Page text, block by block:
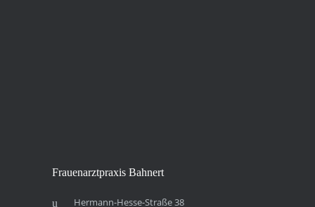
Frau­en­arzt­pra­xis Bahnert
Hermann-Hesse-Straße 38